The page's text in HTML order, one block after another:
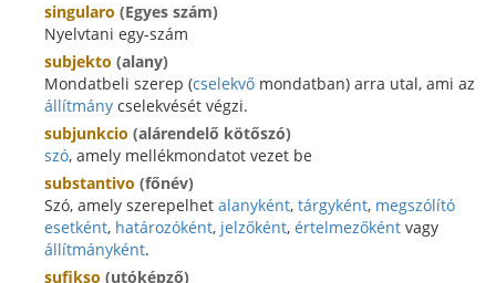
singularo (Egyes szám)
Nyelvtani egy-szám
subjekto (alany)
Mondatbeli szerep (cselekvő mondatban) arra utal, ami az
állítmány cselekvését végzi.
subjunkcio (alárendelő kötőszó)
szó, amely mellékmondatot vezet be
substantivo (főnév)
Szó, amely szerepelhet alanyként, tárgyként, megszólító
esetként, határozóként, jelzőként, értelmezőként vagy
állítmányként.
sufikso (utóképző)